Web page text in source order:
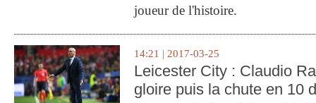
joueur de l'histoire.
14:21 | 2017-03-25
Leicester City : Claudio
gloire puis la chute en 10